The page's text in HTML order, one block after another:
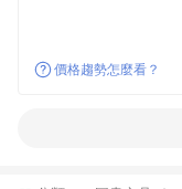
價格趨勢怎麼看？